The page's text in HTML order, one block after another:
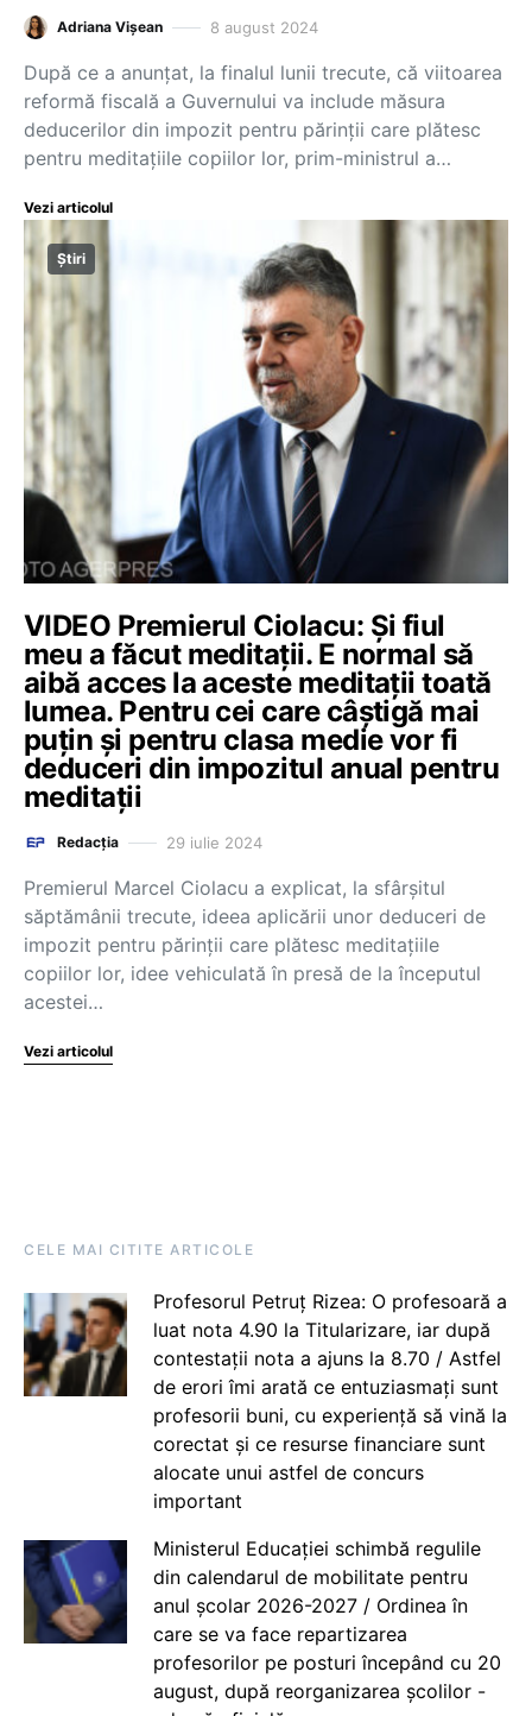
Adriana Vișean 8 august 2024
După ce a anunțat, la finalul lunii trecute, că viitoarea
reformă fiscală a Guvernului va include măsura
deducerilor din impozit pentru părinții care plătesc
pentru meditațiile copiilor lor, prim-ministrul a…
Vezi articolul
Știri
VIDEO Premierul Ciolacu: Și fiul
meu a făcut meditații. E normal să
aibă acces la aceste meditații toată
lumea. Pentru cei care câștigă mai
puțin și pentru clasa medie vor fi
deduceri din impozitul anual pentru
meditații
Redacția 29 iulie 2024
Premierul Marcel Ciolacu a explicat, la sfârșitul
săptămânii trecute, ideea aplicării unor deduceri de
impozit pentru părinții care plătesc meditațiile
copiilor lor, idee vehiculată în presă de la începutul
acestei…
Vezi articolul
CELE MAI CITITE ARTICOLE
Profesorul Petruț Rizea: O profesoară a
luat nota 4.90 la Titularizare, iar după
contestații nota a ajuns la 8.70 / Astfel
de erori îmi arată ce entuziasmați sunt
profesorii buni, cu experiență să vină la
corectat și ce resurse financiare sunt
alocate unui astfel de concurs
important
Ministerul Educației schimbă regulile
din calendarul de mobilitate pentru
anul școlar 2026-2027 / Ordinea în
care se va face repartizarea
profesorilor pe posturi începând cu 20
august, după reorganizarea școlilor -